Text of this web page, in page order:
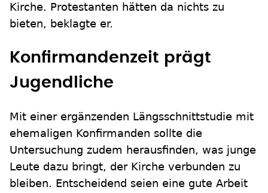
Kirche. Protestanten hätten da nichts zu
bieten, beklagte er.
Konfirmandenzeit prägt
Jugendliche
Mit einer ergänzenden Längsschnittstudie mit
ehemaligen Konfirmanden sollte die
Untersuchung zudem herausfinden, was junge
Leute dazu bringt, der Kirche verbunden zu
bleiben. Entscheidend seien eine gute Arbeit